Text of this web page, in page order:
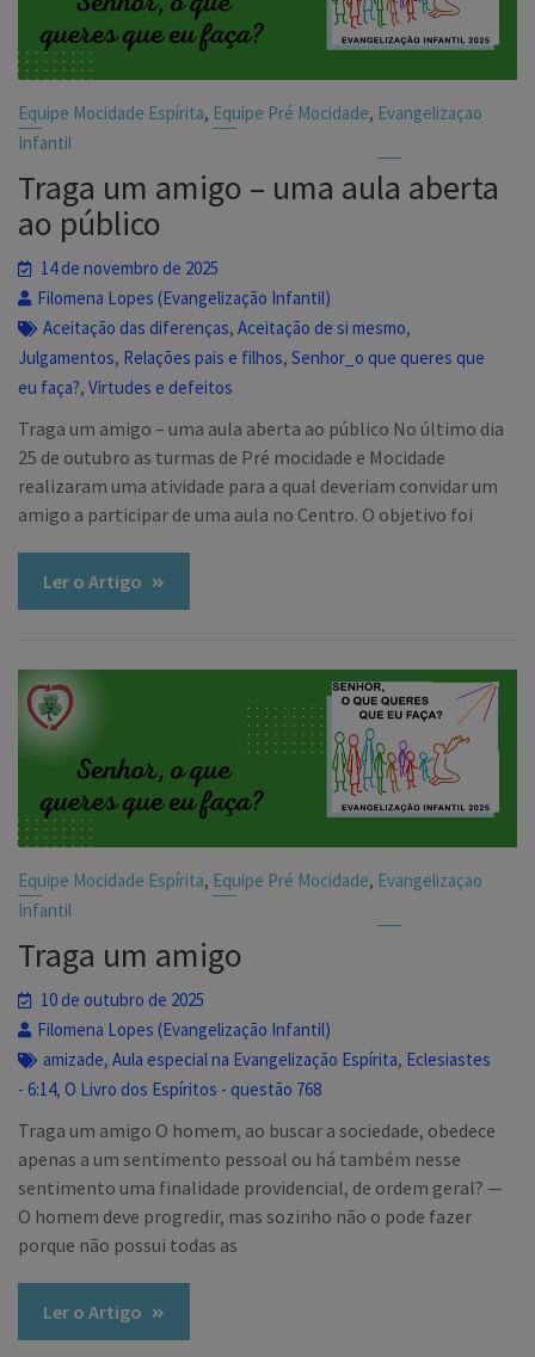
Equipe Mocidade Espírita, Equipe Pré Mocidade, Evangelizaçao
Infantil
Traga um amigo – uma aula aberta
ao público
14 de novembro de 2025
Filomena Lopes (Evangelização Infantil)
Aceitação das diferenças,Aceitação de si mesmo,
Julgamentos, Relações pais e filhos,Senhor_o que queres que
eu faça?,Virtudes e defeitos
Traga um amigo – uma aula aberta ao público No último dia
25 de outubro as turmas de Pré mocidade e Mocidade
realizaram uma atividade para a qual deveriam convidar um
amigo a participar de uma aula no Centro. O objetivo foi
Ler o Artigo
Equipe Mocidade Espírita, Equipe Pré Mocidade, Evangelizaçao
Infantil
Traga um amigo
10 de outubro de 2025
Filomena Lopes (Evangelização Infantil)
amizade,Aula especial na Evangelização Espírita, Eclesiastes
- 6:14,O Livro dos Espíritos - questão 768
Traga um amigo O homem, ao buscar a sociedade, obedece
apenas a um sentimento pessoal ou há também nesse
sentimento uma finalidade providencial, de ordem geral? —
O homem deve progredir, mas sozinho não o pode fazer
porque não possui todas as
Ler o Artigo